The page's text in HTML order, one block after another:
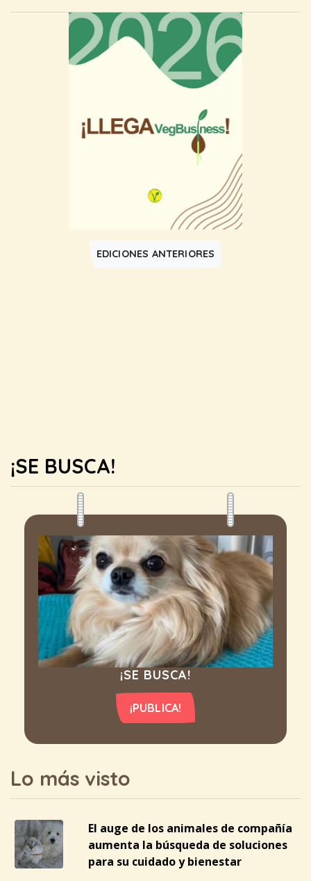
EDICIONES ANTERIORES
¡SE BUSCA!
¡SE BUSCA!
¡PUBLICA!
Lo más visto
El auge de los animales de compañía
aumenta la búsqueda de soluciones
para su cuidado y bienestar